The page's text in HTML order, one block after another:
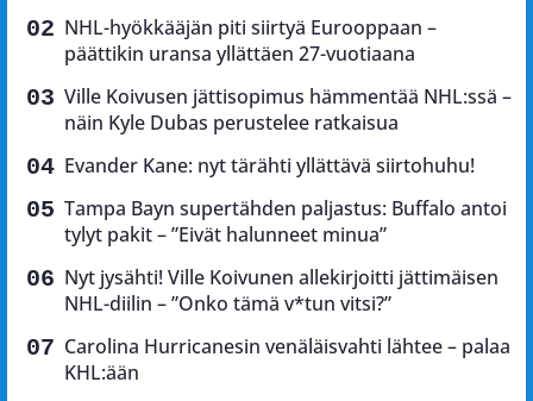
NHL-hyökkääjän piti siirtyä Eurooppaan –
päättikin uransa yllättäen 27-vuotiaana
Ville Koivusen jättisopimus hämmentää NHL:ssä –
näin Kyle Dubas perustelee ratkaisua
Evander Kane: nyt tärähti yllättävä siirtohuhu!
Tampa Bayn supertähden paljastus: Buffalo antoi
tylyt pakit – ”Eivät halunneet minua”
Nyt jysähti! Ville Koivunen allekirjoitti jättimäisen
NHL-diilin – ”Onko tämä v*tun vitsi?”
Carolina Hurricanesin venäläisvahti lähtee – palaa
KHL:ään